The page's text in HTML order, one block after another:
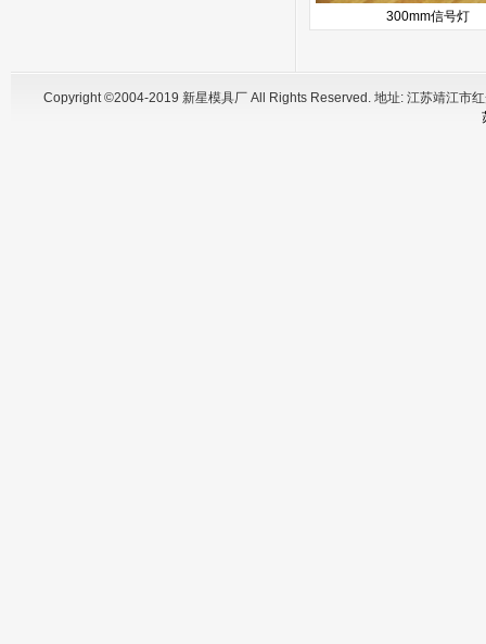
300mm信号灯
Copyright ©2004-2019 新星模具厂 All Rights Reserved. 地址: 江苏靖